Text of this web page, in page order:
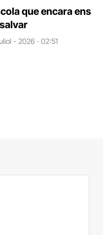
que encara ens
- 2026 · 02:51